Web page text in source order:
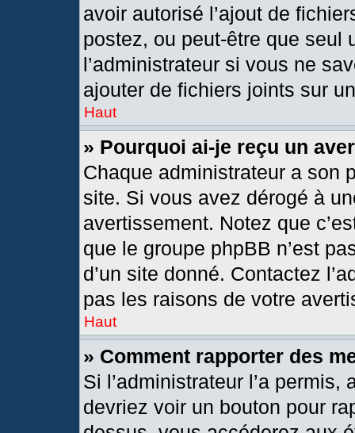
avoir autorisé l’ajout de
postez, ou peut-être que seul
l’administrateur si vous ne
ajouter de fichiers joints sur
Haut
» Pourquoi ai-je reçu un
Chaque administrateur a son
site. Si vous avez dérogé à
avertissement. Notez que
que le groupe phpBB n’est
d’un site donné. Contactez
pas les raisons de votre
Haut
» Comment rapporter des
Si l’administrateur l’a
devriez voir un bouton pour